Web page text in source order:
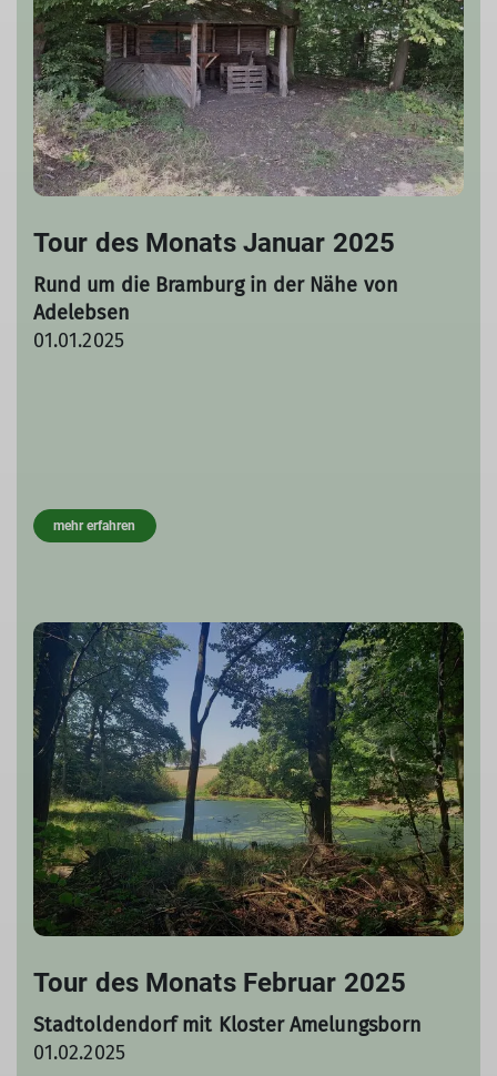
Tour des Monats Januar 2025
Rund um die Bramburg in der Nähe von
Adelebsen
01.01.2025
mehr erfahren
Tour des Monats Februar 2025
Stadtoldendorf mit Kloster Amelungsborn
01.02.2025